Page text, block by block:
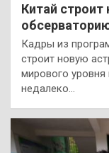
Китай
Кадры из
строит новую
мирового
недалеко…